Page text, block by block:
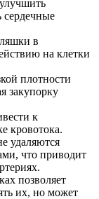
сердечные
в
на клетки
плотности
закупорку
к
кровотока.
удаляются
что приводит
позволяет
их, но может